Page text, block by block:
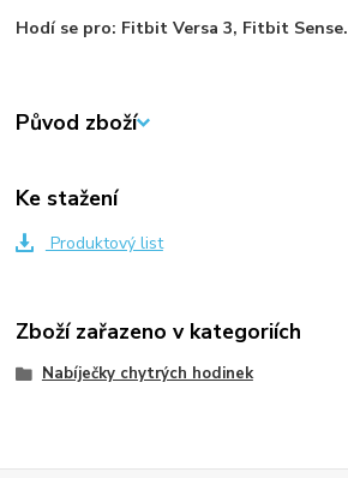
Hodí se pro: Fitbit Versa 3, Fitbit Sense.
Původ zboží
Ke stažení
Produktový list
Zboží zařazeno v kategoriích
Nabíječky chytrých hodinek